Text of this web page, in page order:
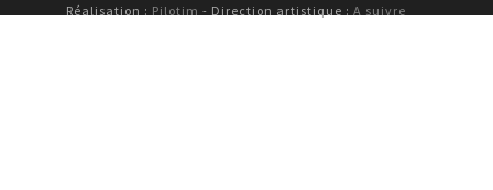
Réalisation : Pilotim - Direction artistique : A suivre